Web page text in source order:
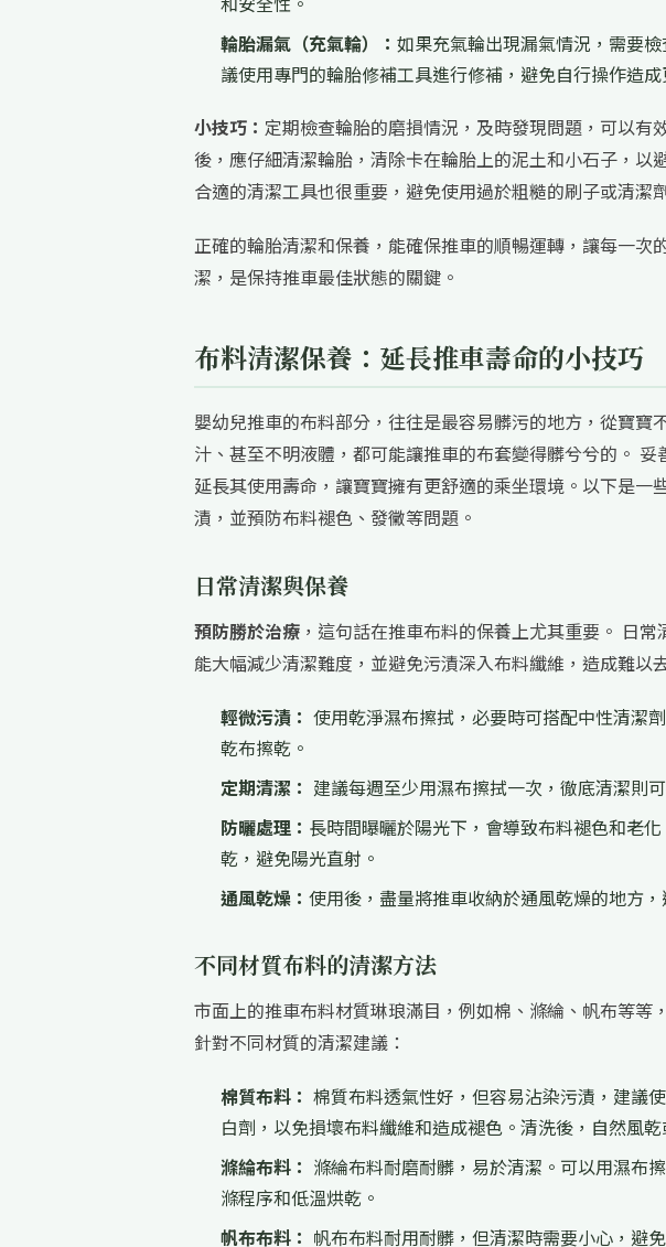
輪胎漏氣（充氣輪）： 如果充氣輪出現漏氣情況，需要
議使用專門的輪胎修補工具進行修補，避免自行操作造成
小技巧： 定期檢查輪胎的磨損情況，及時發現問題，可以
後，應仔細清潔輪胎，清除卡在輪胎上的泥土和小石子，
合適的清潔工具也很重要，避免使用過於粗糙的刷子或清潔
正確的輪胎清潔和保養，能確保推車的順暢運轉，讓每一次
潔，是保持推車最佳狀態的關鍵。
布料清潔保養：延長推車壽命的小技巧
嬰幼兒推車的布料部分，往往是最容易髒污的地方，從寶
汁、甚至不明液體，都可能讓推車的布套變得髒兮兮的。
延長其使用壽命，讓寶寶擁有更舒適的乘坐環境。以下是
漬，並預防布料褪色、發黴等問題。
日常清潔與保養
預防勝於治療 ，這句話在推車布料的保養上尤其重要。 日常
能大幅減少清潔難度，並避免污漬深入布料纖維，造成難以
輕微污漬： 使用乾淨濕布擦拭，必要時可搭配中性清潔
乾布擦乾。
定期清潔： 建議每週至少用濕布擦拭一次，徹底清潔則
防曬處理： 長時間曝曬於陽光下，會導致布料褪色和老
乾，避免陽光直射。
通風乾燥： 使用後，盡量將推車收納於通風乾燥的地方
不同材質布料的清潔方法
市面上的推車布料材質琳琅滿目，例如棉、滌綸、帆布等
針對不同材質的清潔建議：
棉質布料： 棉質布料透氣性好，但容易沾染污漬，建議
白劑，以免損壞布料纖維和造成褪色。清洗後，自然風乾
滌綸布料： 滌綸布料耐磨耐髒，易於清潔。可以用濕布
滌程序和低溫烘乾。
帆布布料： 帆布布料耐用耐髒，但清潔時需要小心，避